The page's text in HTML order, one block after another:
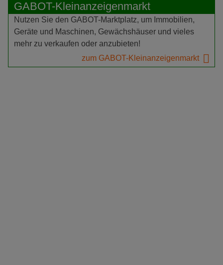
GABOT-Kleinanzeigenmarkt
Nutzen Sie den GABOT-Marktplatz, um Immobilien,
Geräte und Maschinen, Gewächshäuser und vieles
mehr zu verkaufen oder anzubieten!
zum GABOT-Kleinanzeigenmarkt